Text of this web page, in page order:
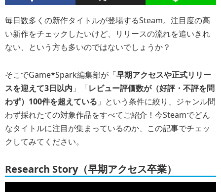
毎日数多くの新作タイトルが登場するSteam。注目度の高
い新作をチェックしたいけど、リリースの流れを追いきれ
ない、という方も多いのではないでしょうか？
そこでGame*Spark編集部が「早期アクセスや正式リリー
スを迎えて3日以内 」「レビュー評価数が（好評・不評を問
わず）100件を超えている 」という条件に絞り、ジャンル問
わず採れたての対象作品をすべてご紹介！今Steamでどん
なタイトルに注目が集まっているのか、この記事でチェッ
クしてみてください。
Research Story（早期アクセス卒業）